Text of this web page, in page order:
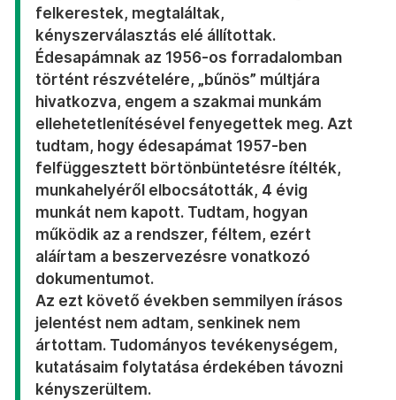
felkerestek, megtaláltak,
kényszerválasztás elé állítottak.
Édesapámnak az 1956-os forradalomban
történt részvételére, „bűnös” múltjára
hivatkozva, engem a szakmai munkám
ellehetetlenítésével fenyegettek meg. Azt
tudtam, hogy édesapámat 1957-ben
felfüggesztett börtönbüntetésre ítélték,
munkahelyéről elbocsátották, 4 évig
munkát nem kapott. Tudtam, hogyan
működik az a rendszer, féltem, ezért
aláírtam a beszervezésre vonatkozó
dokumentumot.
Az ezt követő években semmilyen írásos
jelentést nem adtam, senkinek nem
ártottam. Tudományos tevékenységem,
kutatásaim folytatása érdekében távozni
kényszerültem.